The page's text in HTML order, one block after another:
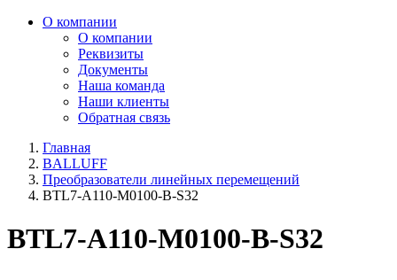
О компании
О компании
Реквизиты
Документы
Наша команда
Наши клиенты
Обратная связь
Главная
BALLUFF
Преобразователи линейных перемещений
BTL7-A110-M0100-B-S32
BTL7-A110-M0100-B-S32